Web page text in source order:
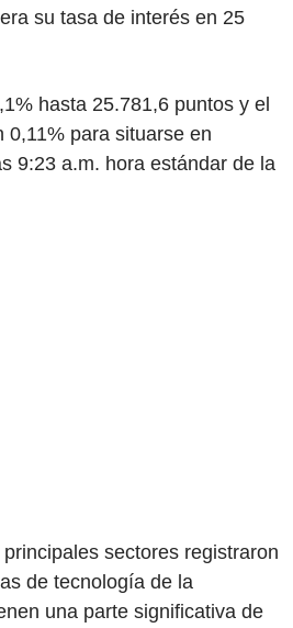
su tasa de interés en 25
hasta 25.781,6 puntos y el
0,11% para situarse en
9:23 a.m. hora estándar de la
sectores registraron
de tecnología de la
una parte significativa de